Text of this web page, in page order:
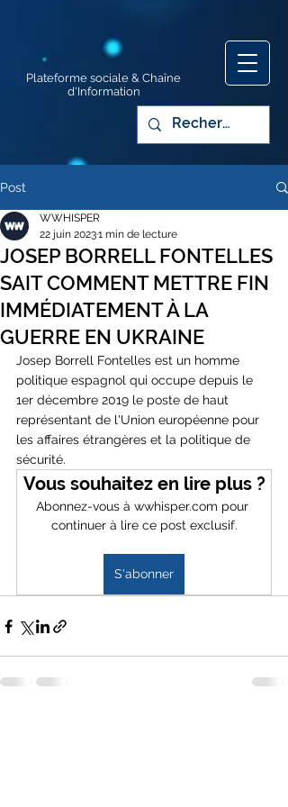
Plateforme sociale & Chaîne
d'Information
Post
JOSEP BORRELL FONTELLES
SAIT COMMENT METTRE FIN
IMMÉDIATEMENT À LA
GUERRE EN UKRAINE
WWHISPER
22 juin 20231 min de lecture
Josep Borrell Fontelles est un homme
politique espagnol qui occupe depuis le
1er décembre 2019 le poste de haut
représentant de l'Union européenne pour
les affaires étrangères et la politique de
sécurité.
Vous souhaitez en lire plus ?
Abonnez-vous à wwhisper.com pour
continuer à lire ce post exclusif.
S'abonner